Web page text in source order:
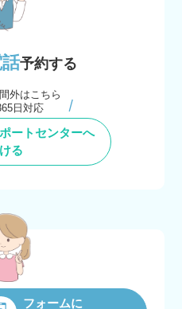
予約する
外はこちら
日対応
ートセンターへ
る
フォームに